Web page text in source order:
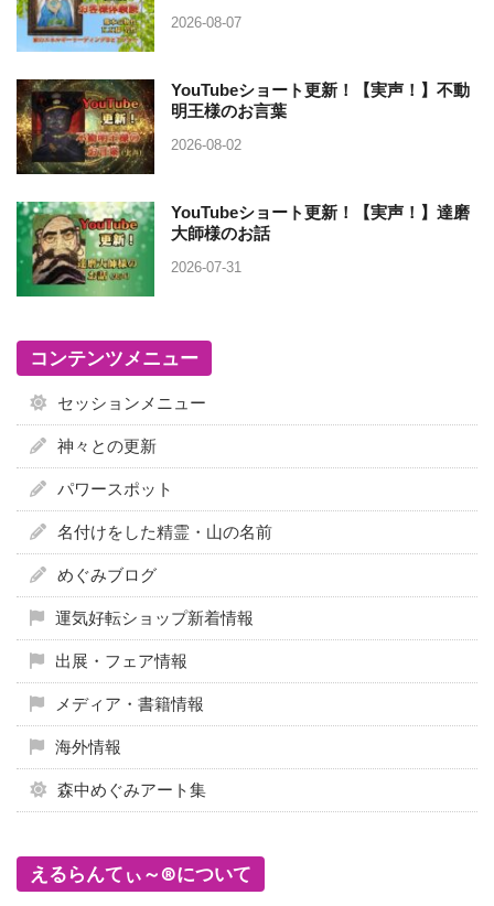
2026-08-07
YouTubeショート更新！【実声！】不動
明王様のお言葉
2026-08-02
YouTubeショート更新！【実声！】達磨
大師様のお話
2026-07-31
コンテンツメニュー
セッションメニュー
神々との更新
パワースポット
名付けをした精霊・山の名前
めぐみブログ
運気好転ショップ新着情報
出展・フェア情報
メディア・書籍情報
海外情報
森中めぐみアート集
えるらんてぃ～®について